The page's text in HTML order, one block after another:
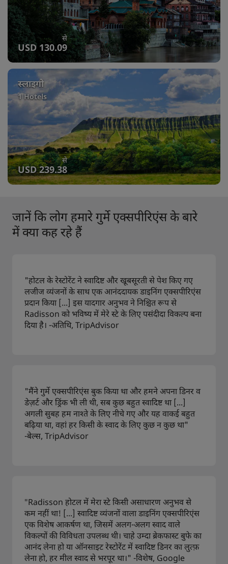
से
USD 130.09
स्लाइगो
1 Hotels
से
USD 239.38
जानें कि लोग हमारे गुर्मे एक्सपीरिएंस के बारे
में क्या कह रहे हैं
"होटल के रेस्टोरेंट ने स्वादिष्ट और खूबसूरती से पेश किए गए
लजीज व्यंजनों के साथ एक आनंददायक डाइनिंग एक्सपीरिएंस
प्रदान किया [...] इस यादगार अनुभव ने निश्चित रूप से
Radisson को भविष्य में मेरे स्टे के लिए पसंदीदा विकल्प बना
दिया है। -अतिथि, TripAdvisor
"मैंने गुर्मे एक्सपीरिएंस बुक किया था और हमने अपना डिनर व
डेज़र्ट और ड्रिंक भी ली थी, सब कुछ बहुत स्वादिष्ट था [...]
अगली सुबह हम नाश्ते के लिए नीचे गए और यह वाकई बहुत
बढ़िया था, वहां हर किसी के स्वाद के लिए कुछ न कुछ था"
-बेल्स, TripAdvisor
"Radisson होटल में मेरा स्टे किसी असाधारण अनुभव से
कम नहीं था! [...] स्वादिष्ट व्यंजनों वाला डाइनिंग एक्सपीरिएंस
एक विशेष आकर्षण था, जिसमें अलग-अलग स्वाद वाले
विकल्पों की विविधता उपलब्ध थी। चाहे उम्दा ब्रेकफास्ट बुफे का
आनंद लेना हो या ऑनसाइट रेस्टोरेंट में स्वादिष्ट डिनर का लुत्फ़
लेना हो, हर मील स्वाद से भरपूर था।" -विशेष, Google